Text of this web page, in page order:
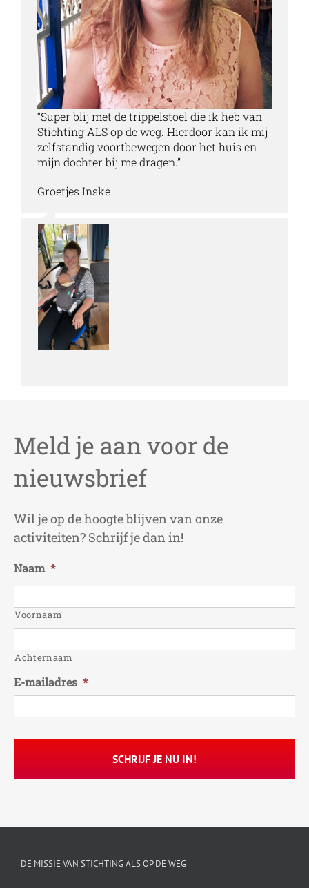
“Super blij met de trippelstoel die ik heb van
Stichting ALS op de weg. Hierdoor kan ik mij
zelfstandig voortbewegen door het huis en
mijn dochter bij me dragen.”
Groetjes Inske
Meld je aan voor de
nieuwsbrief
Wil je op de hoogte blijven van onze
activiteiten? Schrijf je dan in!
Naam *
Voornaam
Achternaam
E-mailadres *
DE MISSIE VAN STICHTING ALS OP DE WEG